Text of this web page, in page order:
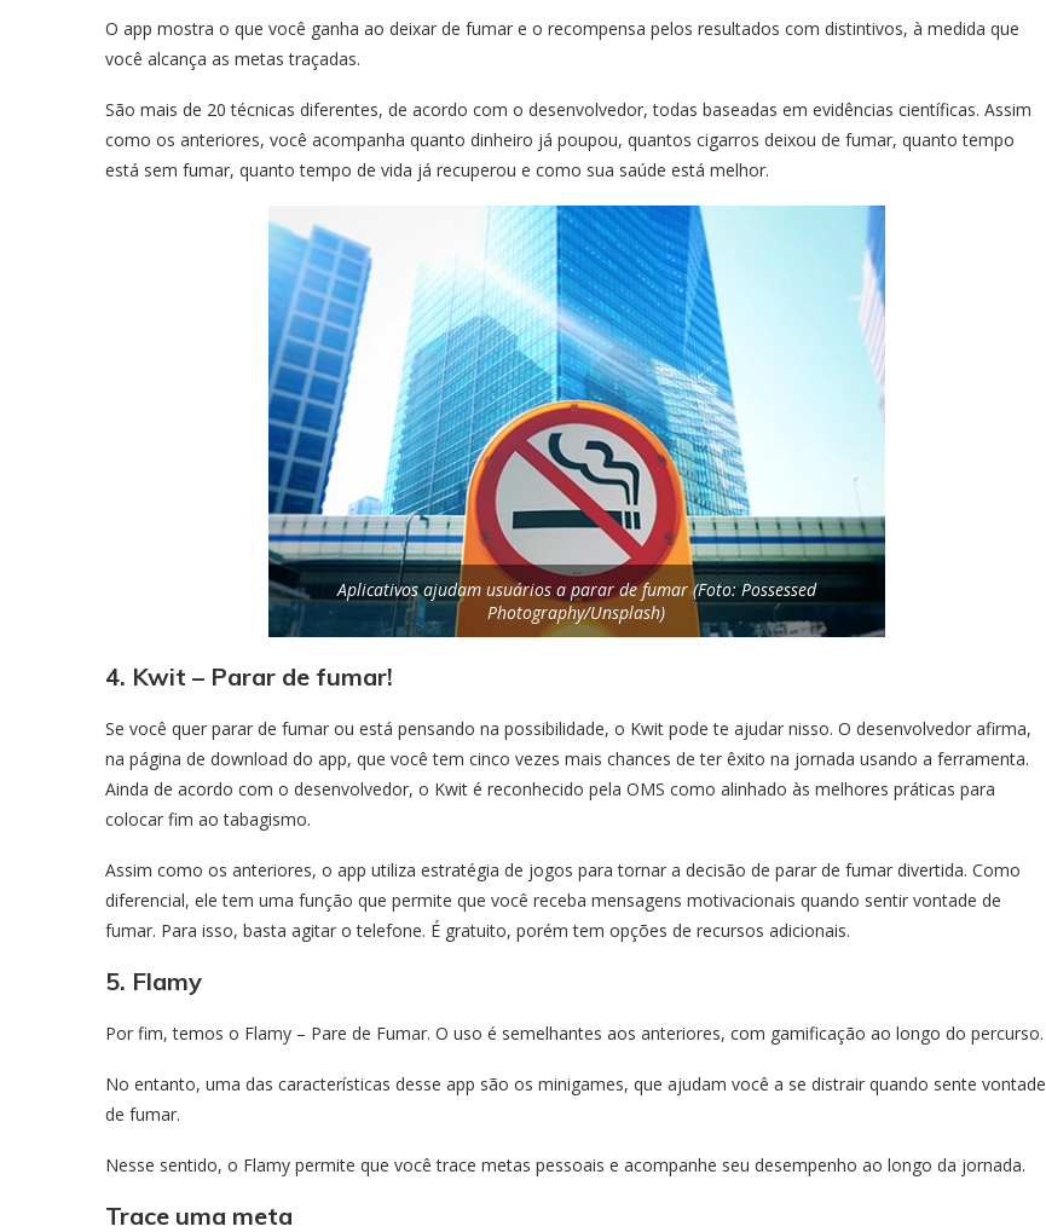
O app mostra o que você ganha ao deixar de fumar e o recompensa pelos resultados com distintivos, à medida que
você alcança as metas traçadas.
São mais de 20 técnicas diferentes, de acordo com o desenvolvedor, todas baseadas em evidências científicas. Assim
como os anteriores, você acompanha quanto dinheiro já poupou, quantos cigarros deixou de fumar, quanto tempo
está sem fumar, quanto tempo de vida já recuperou e como sua saúde está melhor.
Aplicativos ajudam usuários a parar de fumar (Foto: Possessed
Photography/Unsplash)
4. Kwit – Parar de fumar!
Se você quer parar de fumar ou está pensando na possibilidade, o Kwit pode te ajudar nisso. O desenvolvedor afirma,
na página de download do app, que você tem cinco vezes mais chances de ter êxito na jornada usando a ferramenta.
Ainda de acordo com o desenvolvedor, o Kwit é reconhecido pela OMS como alinhado às melhores práticas para
colocar fim ao tabagismo.
Assim como os anteriores, o app utiliza estratégia de jogos para tornar a decisão de parar de fumar divertida. Como
diferencial, ele tem uma função que permite que você receba mensagens motivacionais quando sentir vontade de
fumar. Para isso, basta agitar o telefone. É gratuito, porém tem opções de recursos adicionais.
5. Flamy
Por fim, temos o Flamy – Pare de Fumar. O uso é semelhantes aos anteriores, com gamificação ao longo do percurso.
No entanto, uma das características desse app são os minigames, que ajudam você a se distrair quando sente vontade
de fumar.
Nesse sentido, o Flamy permite que você trace metas pessoais e acompanhe seu desempenho ao longo da jornada.
Trace uma meta